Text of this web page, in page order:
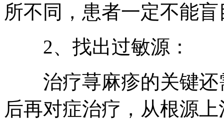
所不同，患者一定不能
2、找出过敏源：
治疗荨麻疹的关键还
后再对症治疗，从根源